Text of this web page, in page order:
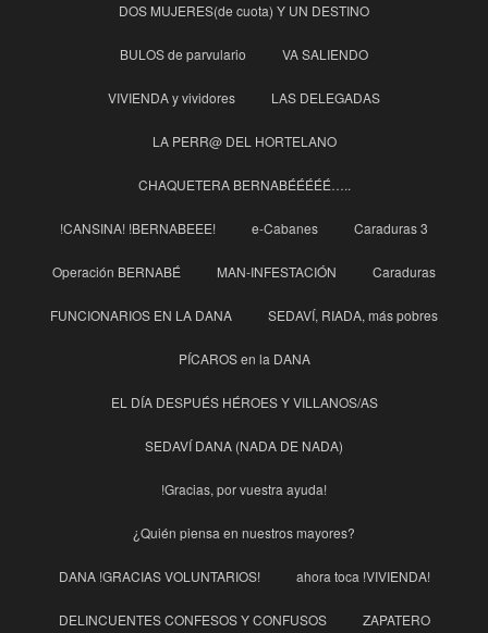
DOS MUJERES(de cuota) Y UN DESTINO
BULOS de parvulario VA SALIENDO
VIVIENDA y vividores LAS DELEGADAS
LA PERR@ DEL HORTELANO
CHAQUETERA BERNABÉÉÉÉÉ…..
!CANSINA! !BERNABEEE! e-Cabanes Caraduras 3
Operación BERNABÉ MAN-INFESTACIÓN Caraduras
FUNCIONARIOS EN LA DANA SEDAVÍ, RIADA, más pobres
PÍCAROS en la DANA
EL DÍA DESPUÉS HÉROES Y VILLANOS/AS
SEDAVÍ DANA (NADA DE NADA)
!Gracias, por vuestra ayuda!
¿Quién piensa en nuestros mayores?
DANA !GRACIAS VOLUNTARIOS! ahora toca !VIVIENDA!
DELINCUENTES CONFESOS Y CONFUSOS ZAPATERO